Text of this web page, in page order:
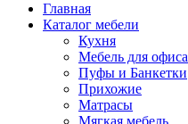
Главная
Каталог мебели
Кухня
Мебель для офиса
Пуфы и Банкетки
Прихожие
Матрасы
Мягкая мебель